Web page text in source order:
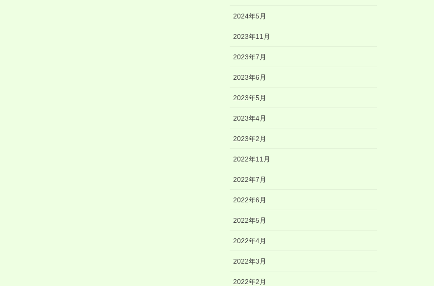
2024年5月
2023年11月
2023年7月
2023年6月
2023年5月
2023年4月
2023年2月
2022年11月
2022年7月
2022年6月
2022年5月
2022年4月
2022年3月
2022年2月